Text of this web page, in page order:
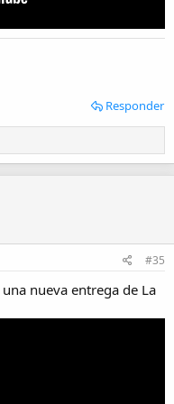
Responder
#35
nueva entrega de La